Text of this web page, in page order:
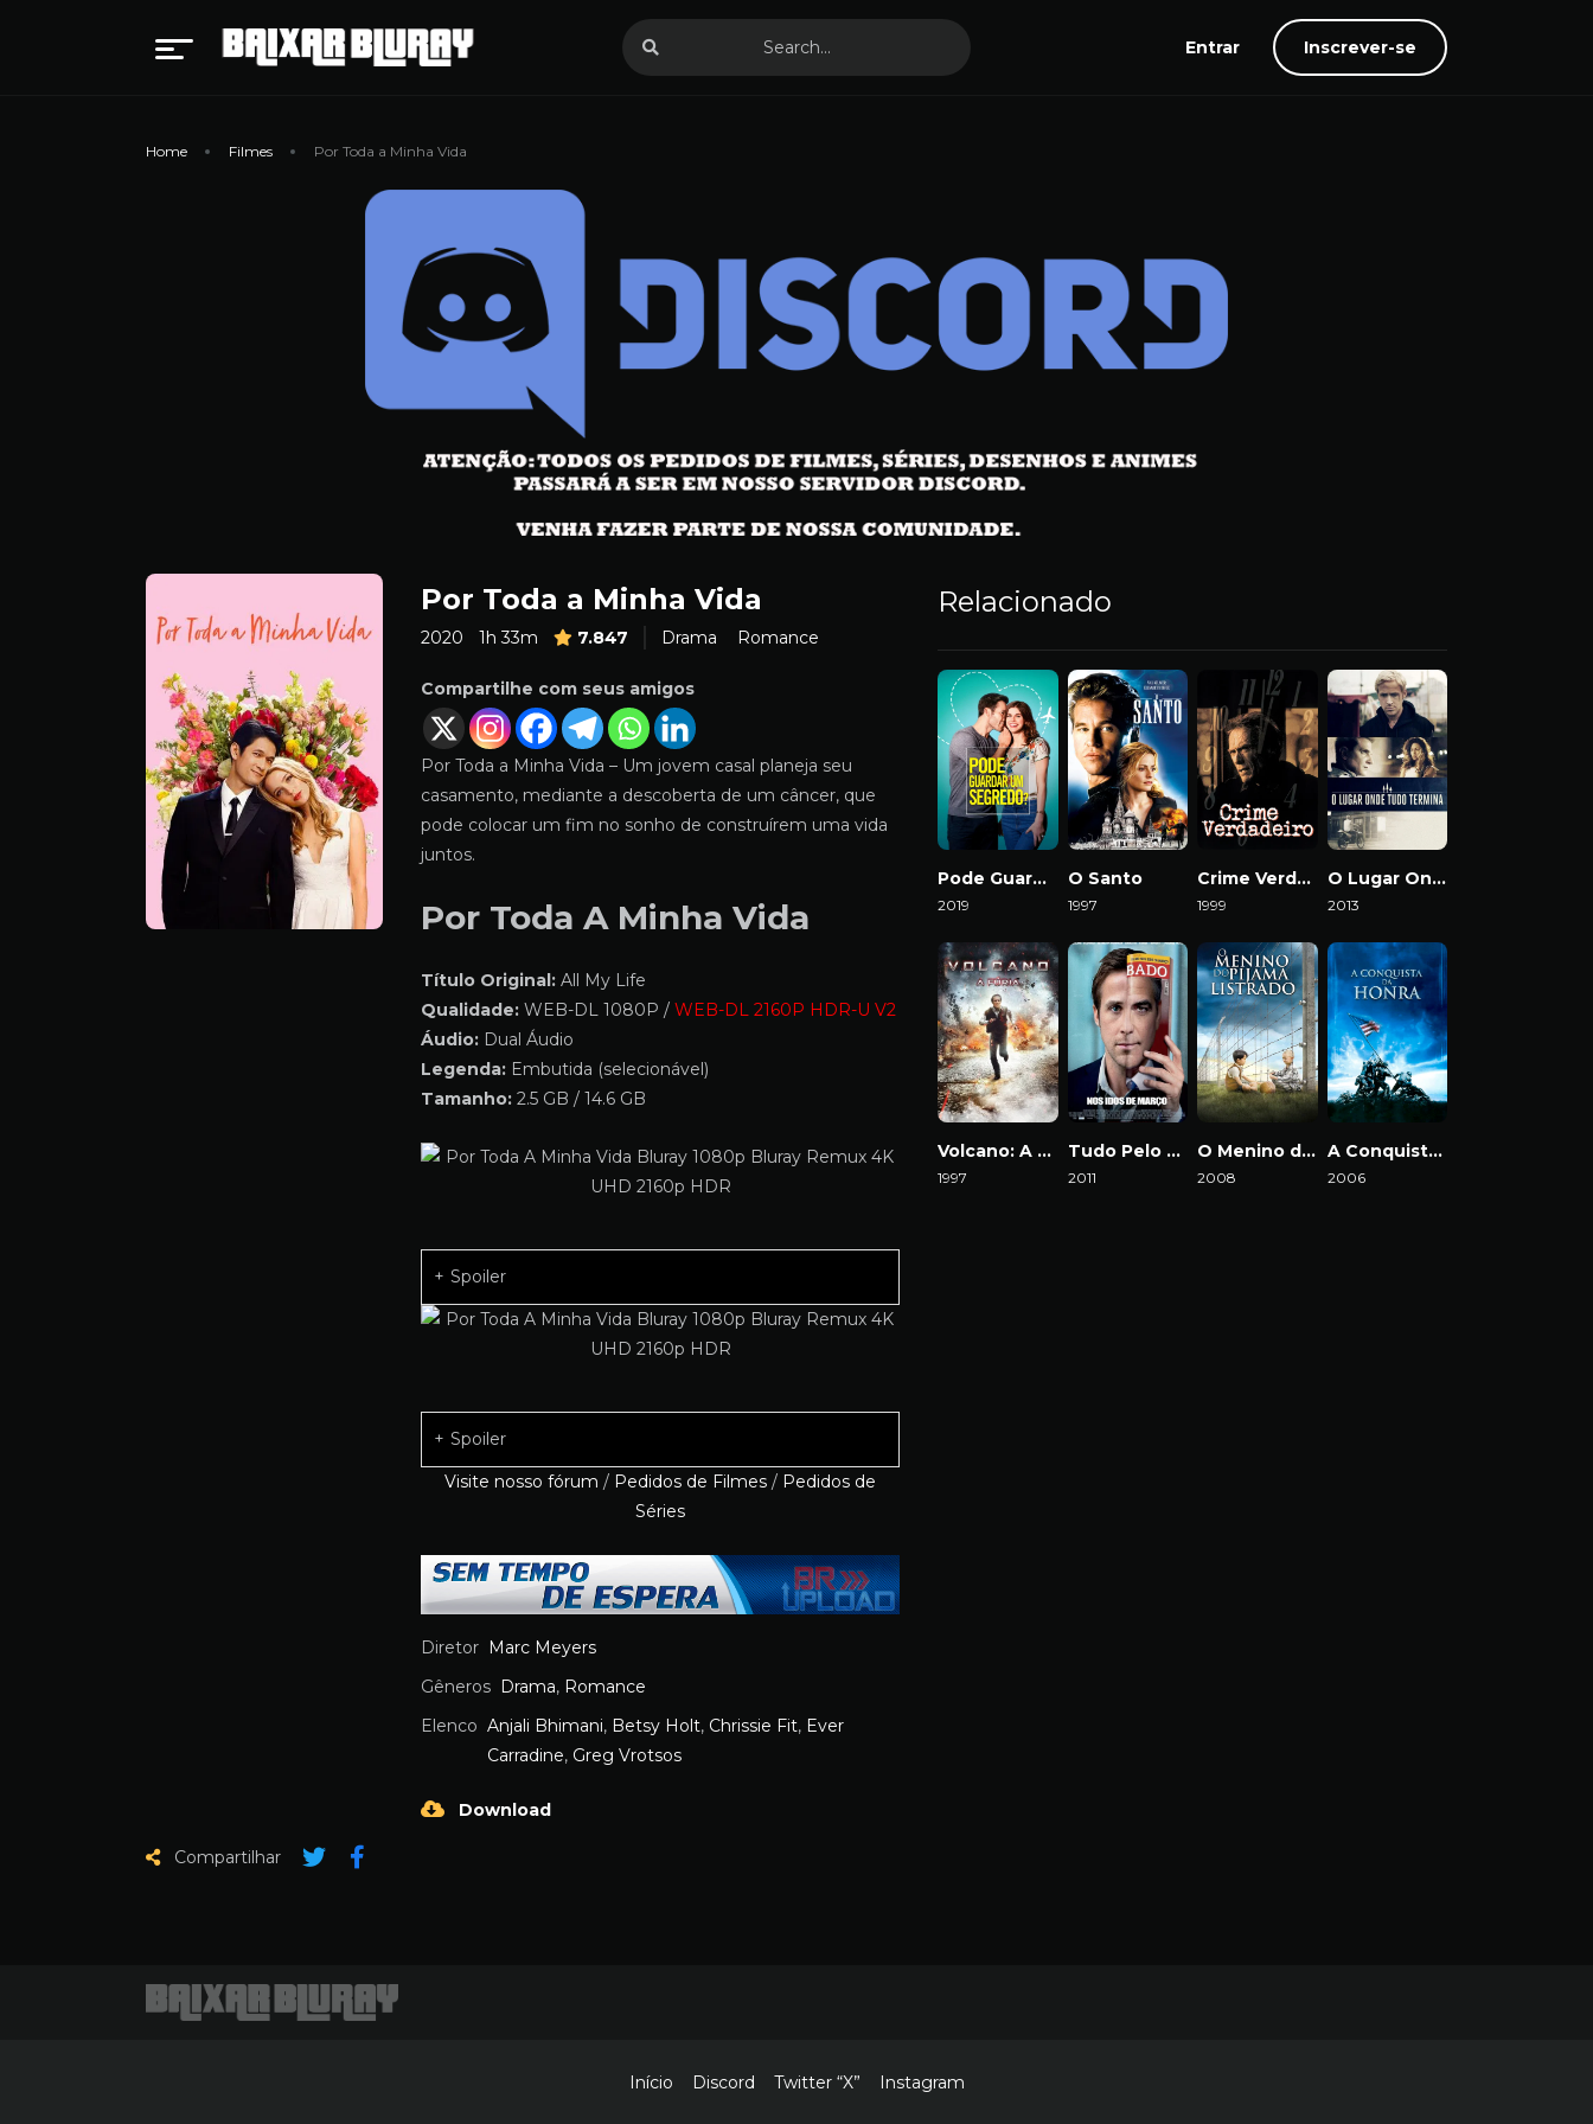
Entrar Inscrever-se
Home Filmes Por Toda a Minha Vida
Por Toda a Minha Vida
2020 1h 33m 7.847 Drama Romance
Compartilhe com seus amigos
Por Toda a Minha Vida – Um jovem casal planeja seu
casamento, mediante a descoberta de um câncer, que
pode colocar um fim no sonho de construírem uma vida
juntos.
Por Toda A Minha Vida
Título Original: All My Life
Qualidade: WEB-DL 1080P / WEB-DL 2160P HDR-U V2
Áudio: Dual Áudio
Legenda: Embutida (selecionável)
Tamanho: 2.5 GB / 14.6 GB
Spoiler
Spoiler
Visite nosso fórum / Pedidos de Filmes / Pedidos de
Séries
Diretor Marc Meyers
Gêneros Drama, Romance
Elenco Anjali Bhimani, Betsy Holt, Chrissie Fit, Ever
Carradine, Greg Vrotsos
Download
Compartilhar
Relacionado
Pode Guardar um Segredo?
2019
O Santo
1997
Crime Verdadeiro
1999
O Lugar Onde Tudo Termina
2013
Volcano: A Fúria
1997
Tudo Pelo Poder
2011
O Menino do Pijama Listrado
2008
A Conquista da Honra
2006
Início Discord Twitter “X” Instagram